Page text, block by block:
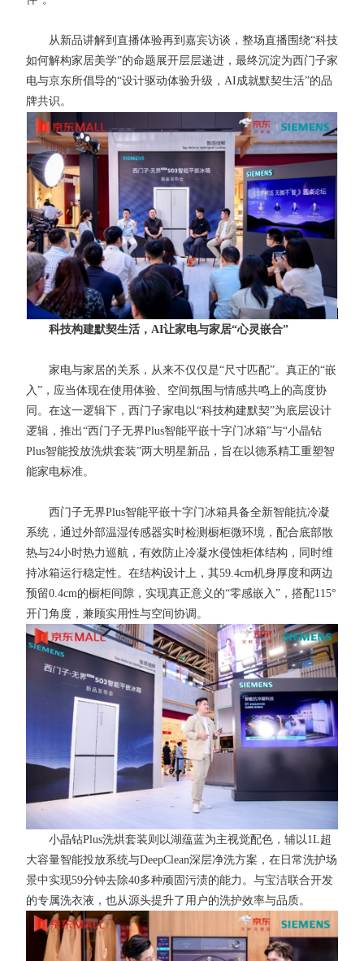
从新品讲解到直播体验再到嘉宾访谈，整场直播围绕“科技
如何解构家居美学”的命题展开层层递进，最终沉淀为西门子家
电与京东所倡导的“设计驱动体验升级，AI成就默契生活”的品
牌共识。
科技构建默契生活，AI让家电与家居“心灵嵌合”
家电与家居的关系，从来不仅仅是“尺寸匹配”。真正的“嵌
入”，应当体现在使用体验、空间氛围与情感共鸣上的高度协
同。在这一逻辑下，西门子家电以“科技构建默契”为底层设计
逻辑，推出“西门子无界Plus智能平嵌十字门冰箱”与“小晶钻
Plus智能投放洗烘套装”两大明星新品，旨在以德系精工重塑智
能家电标准。
西门子无界Plus智能平嵌十字门冰箱具备全新智能抗冷凝
系统，通过外部温湿传感器实时检测橱柜微环境，配合底部散
热与24小时热力巡航，有效防止冷凝水侵蚀柜体结构，同时维
持冰箱运行稳定性。在结构设计上，其59.4cm机身厚度和两边
预留0.4cm的橱柜间隙，实现真正意义的“零感嵌入”，搭配115°
开门角度，兼顾实用性与空间协调。
小晶钻Plus洗烘套装则以湖蕴蓝为主视觉配色，辅以1L超
大容量智能投放系统与DeepClean深层净洗方案，在日常洗护场
景中实现59分钟去除40多种顽固污渍的能力。与宝洁联合开发
的专属洗衣液，也从源头提升了用户的洗护效率与品质。